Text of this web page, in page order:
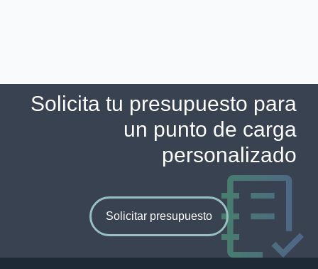
Solicita tu presupuesto para
un punto de carga
personalizado
Solicitar presupuesto